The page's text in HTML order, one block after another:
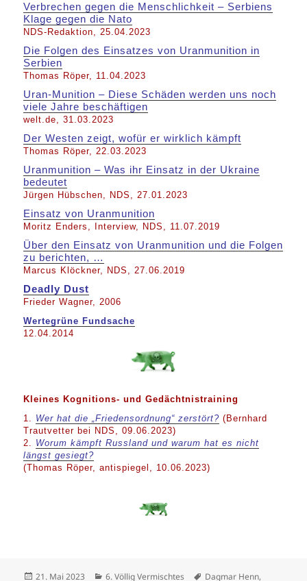
Verbrechen gegen die Menschlichkeit – Serbiens
Klage gegen die Nato
NDS-Redaktion, 25.04.2023
Die Folgen des Einsatzes von Uranmunition in
Serbien
Thomas Röper, 11.04.2023
Uran-Munition – Diese Schäden werden uns noch
viele Jahre beschäftigen
welt.de, 31.03.2023
Der Westen zeigt, wofür er wirklich kämpft
Thomas Röper, 22.03.2023
Uranmunition – Was ihr Einsatz in der Ukraine
bedeutet
Jürgen Hübschen, NDS, 27.01.2023
Einsatz von Uranmunition
Moritz Enders, Interview, NDS, 11.07.2019
Über den Einsatz von Uranmunition und die Folgen
zu berichten, …
Marcus Klöckner, NDS, 27.06.2019
Deadly Dust
Frieder Wagner, 2006
Wertegrüne Fundsache
12.04.2014
Kleines Kognitions- und Gedächtnistraining
1. Wer hat die „Friedensordnung“ zerstört? (Bernhard
Trautvetter bei NDS, 09.06.2023)
2. Worum kämpft Russland und warum hat es nicht
längst gesiegt?
(Thomas Röper, antispiegel, 10.06.2023)
Veröffentlicht
21. Mai 2023 Kategorien
6. Völlig Vermischtes Schlagwörter
Dagmar Henn,